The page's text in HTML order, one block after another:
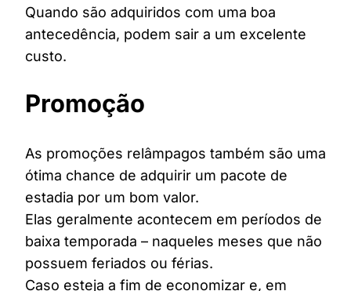
Quando são adquiridos com uma boa
antecedência, podem sair a um excelente
custo.
Promoção
As promoções relâmpagos também são uma
ótima chance de adquirir um pacote de
estadia por um bom valor.
Elas geralmente acontecem em períodos de
baixa temporada – naqueles meses que não
possuem feriados ou férias.
Caso esteja a fim de economizar e, em